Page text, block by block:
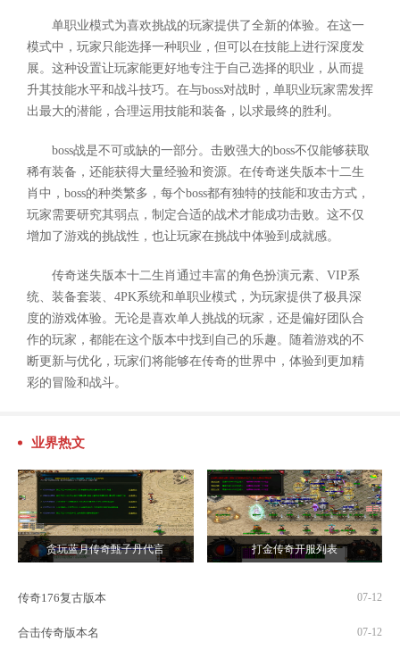
单职业模式为喜欢挑战的玩家提供了全新的体验。在这一
模式中，玩家只能选择一种职业，但可以在技能上进行深度发
展。这种设置让玩家能更好地专注于自己选择的职业，从而提
升其技能水平和战斗技巧。在与boss对战时，单职业玩家需发挥
出最大的潜能，合理运用技能和装备，以求最终的胜利。
boss战是不可或缺的一部分。击败强大的boss不仅能够获取
稀有装备，还能获得大量经验和资源。在传奇迷失版本十二生
肖中，boss的种类繁多，每个boss都有独特的技能和攻击方式，
玩家需要研究其弱点，制定合适的战术才能成功击败。这不仅
增加了游戏的挑战性，也让玩家在挑战中体验到成就感。
传奇迷失版本十二生肖通过丰富的角色扮演元素、VIP系
统、装备套装、4PK系统和单职业模式，为玩家提供了极具深
度的游戏体验。无论是喜欢单人挑战的玩家，还是偏好团队合
作的玩家，都能在这个版本中找到自己的乐趣。随着游戏的不
断更新与优化，玩家们将能够在传奇的世界中，体验到更加精
彩的冒险和战斗。
业界热文
贪玩蓝月传奇甄子丹代言 打金传奇开服列表
传奇176复古版本 07-12
合击传奇版本名 07-12